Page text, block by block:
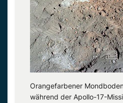
Orangefarbener
während der Apollo-17-